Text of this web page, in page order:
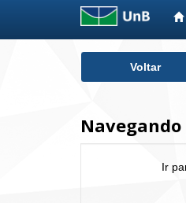
Voltar
Ir